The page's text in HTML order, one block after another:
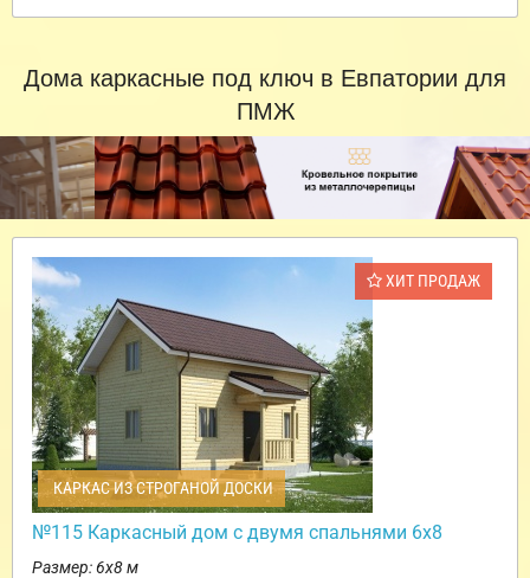
Дома каркасные под ключ в Евпатории для
ПМЖ
ХИТ ПРОДАЖ
КАРКАС ИЗ СТРОГАНОЙ ДОСКИ
№115 Каркасный дом с двумя спальнями 6х8
Размер: 6х8 м